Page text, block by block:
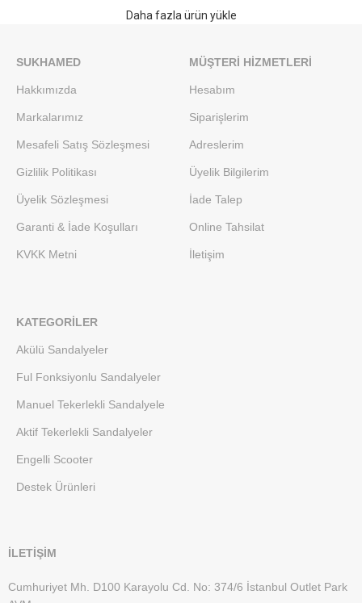
Daha fazla ürün yükle
SUKHAMED
Hakkımızda
Markalarımız
Mesafeli Satış Sözleşmesi
Gizlilik Politikası
Üyelik Sözleşmesi
Garanti & İade Koşulları
KVKK Metni
MÜŞTERI HIZMETLERI
Hesabım
Siparişlerim
Adreslerim
Üyelik Bilgilerim
İade Talep
Online Tahsilat
İletişim
KATEGORILER
Akülü Sandalyeler
Ful Fonksiyonlu Sandalyeler
Manuel Tekerlekli Sandalyele
Aktif Tekerlekli Sandalyeler
Engelli Scooter
Destek Ürünleri
İLETİŞİM
Cumhuriyet Mh. D100 Karayolu Cd. No: 374/6 İstanbul Outlet Park